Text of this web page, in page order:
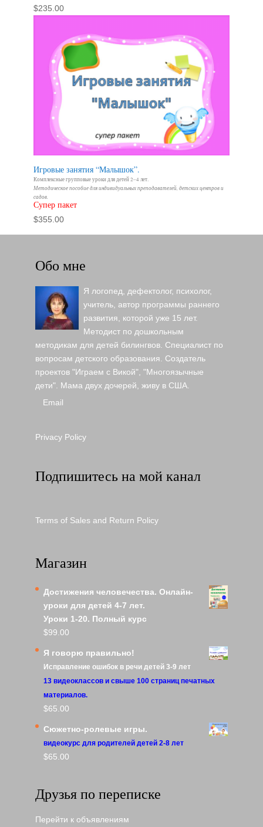
$235.00
Игровые занятия “Малышок”.
Комплексные групповые уроки для детей 2–4 лет.
Методическое пособие для индивидуальных преподавателей, детских центров и
садов.
Супер пакет
$355.00
Обо мне
Я логопед, дефектолог, психолог,
учитель, автор программы раннего
развития, которой уже 15 лет.
Методист по дошкольным
методикам для детей билингвов. Специалист по
вопросам детского образования. Создатель
проектов "Играем с Викой", "Многоязычные
дети". Мама двух дочерей, живу в США.
Email
Privacy Policy
Подпишитесь на мой канал
Terms of Sales and Return Policy
Магазин
Достижения человечества. Онлайн-
уроки для детей 4-7 лет.
Уроки 1-20. Полный курс
$99.00
Я говорю правильно!
Исправление ошибок в речи детей 3-9 лет
13 видеоклассов и свыше 100 страниц печатных
материалов.
$65.00
Сюжетно-ролевые игры.
видеокурс для родителей детей 2-8 лет
$65.00
Друзья по переписке
Перейти к объявлениям